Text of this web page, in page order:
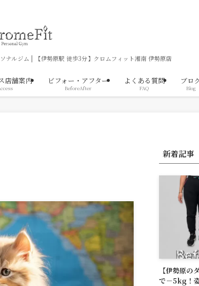
ナルジム | 【伊勢原駅 徒歩3分】クロムフィット湘南 伊勢原店
店舗案内 ビフォー・アフター
BeforeAfter
よくある質問
FAQ
ブロ
Blog
新着記事
【伊勢原の
で－5kg！